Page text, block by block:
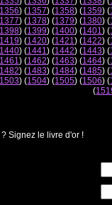
1356) (1357) (1358) (1359) (
1377) (1378) (1379) (1380) (
1398) (1399) (1400) (1401) (
1419) (1420) (1421) (1422) (
1440) (1441) (1442) (1443) (
1461) (1462) (1463) (1464) (
1482) (1483) (1484) (1485) (
1503) (1504) (1505) (1506) (
(
Signez le livre d'or !